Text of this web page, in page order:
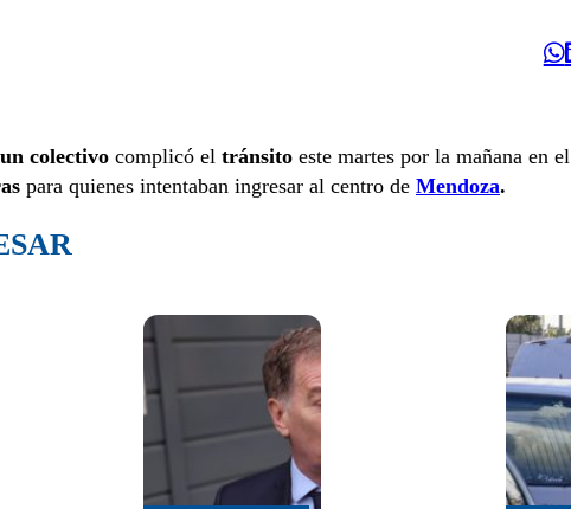
colectivo complicó el tránsito este martes por la mañana en el
para quienes intentaban ingresar al centro de Mendoza.